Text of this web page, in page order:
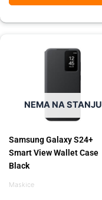
NEMA NA STANJU
Maskice
Samsung Galaxy S24+
Smart View Wallet Case
Black